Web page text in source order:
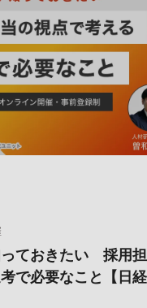
ておきたい 採用
で必要なこと【日